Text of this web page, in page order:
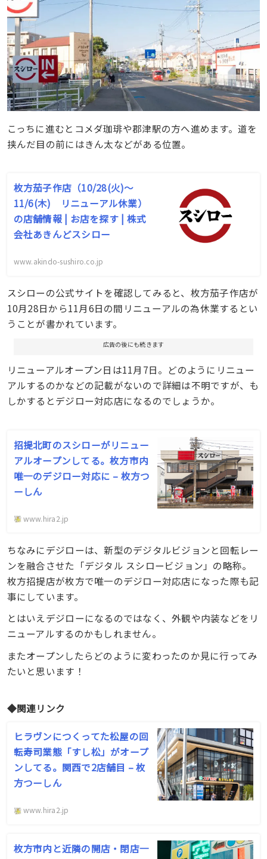
こっちに進むとコメダ珈琲や郡津駅の方へ進めます。道を
挟んだ目の前にはきん太などがある位置。
枚方茄子作店（10/28(火)～
11/6(木) リニューアル休業）
の店舗情報 | お店を探す | 株式
会社あきんどスシロー
www.akindo-sushiro.co.jp
スシローの公式サイトを確認してみると、枚方茄子作店が
10月28日から11月6日の間リニューアルの為休業するとい
うことが書かれています。
広告の後にも続きます
リニューアルオープン日は11月7日。どのようにリニュー
アルするのかなどの記載がないので詳細は不明ですが、も
しかするとデジロー対応店になるのでしょうか。
招提北町のスシローがリニュー
アルオープンしてる。枚方市内
唯一のデジロー対応に – 枚方つ
ーしん
www.hira2.jp
ちなみにデジローは、新型のデジタルビジョンと回転レー
ンを融合させた「デジタル スシロービジョン」の略称。
枚方招提店が枚方で唯一のデジロー対応店になった際も記
事にしています。
とはいえデジローになるのではなく、外観や内装などをリ
ニューアルするのかもしれません。
またオープンしたらどのように変わったのか見に行ってみ
たいと思います！
◆関連リンク
ヒラヴンにつくってた松屋の回
転寿司業態「すし松」がオープ
ンしてる。関西で2店舗目 – 枚
方つーしん
www.hira2.jp
枚方市内と近隣の開店・閉店一